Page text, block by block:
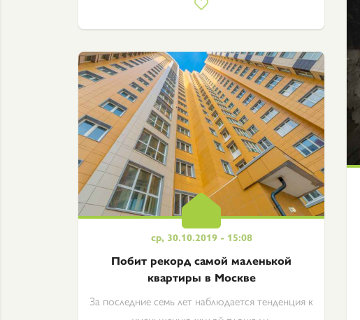
ср, 30.10.2019 - 15:08
Побит рекорд самой маленькой
квартиры в Москве
За последние семь лет наблюдается тенденция к